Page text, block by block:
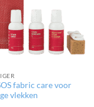
fabric care voor
vlekken